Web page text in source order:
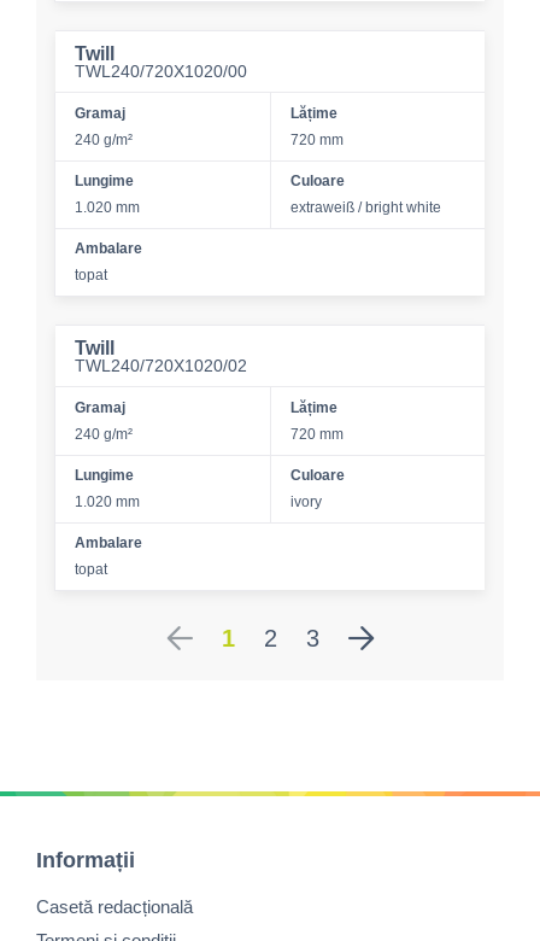
Twill
TWL240/720X1020/00
Gramaj
240 g/m²
Lățime
720 mm
Lungime
1.020 mm
Culoare
extraweiß / bright white
Ambalare
topat
Twill
TWL240/720X1020/02
Gramaj
240 g/m²
Lățime
720 mm
Lungime
1.020 mm
Culoare
ivory
Ambalare
topat
1 2 3
Informații
Casetă redacțională